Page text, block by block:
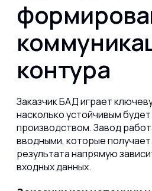
контура
Заказчик БАД играет
насколько устойчивым
производством. Завод
вводными, которые
результата напрямую
входных данных.